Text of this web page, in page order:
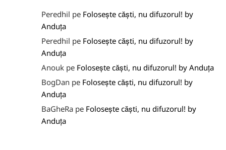
Peredhil pe Folosește căști, nu difuzorul! by
Anduța
Peredhil pe Folosește căști, nu difuzorul! by
Anduța
Anouk pe Folosește căști, nu difuzorul! by Anduța
BogDan pe Folosește căști, nu difuzorul! by
Anduța
BaGheRa pe Folosește căști, nu difuzorul! by
Anduța